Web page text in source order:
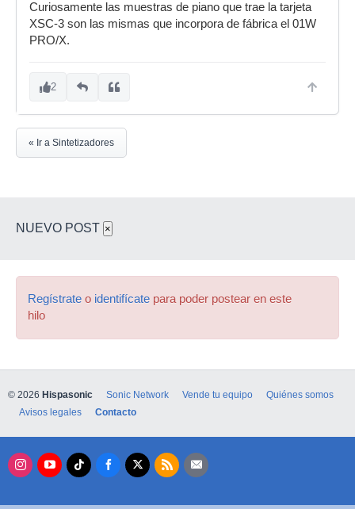
Curiosamente las muestras de piano que trae la tarjeta
XSC-3 son las mismas que incorpora de fábrica el 01W
PRO/X.
2
« Ir a Sintetizadores
NUEVO POST ×
Regístrate o identifícate para poder postear en este
hilo
© 2026 Hispasonic Sonic Network Vende tu equipo
Quiénes somos
Avisos legales
Contacto